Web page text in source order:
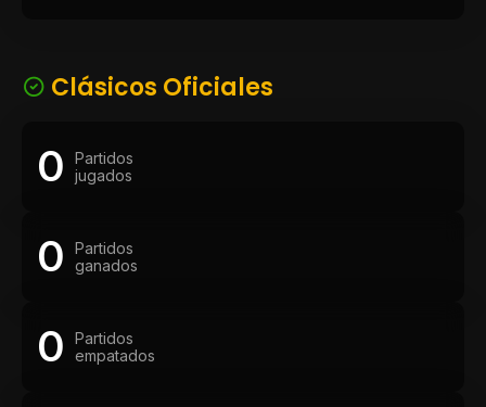
Clásicos Oficiales
0
Partidos
jugados
0
Partidos
ganados
0
Partidos
empatados